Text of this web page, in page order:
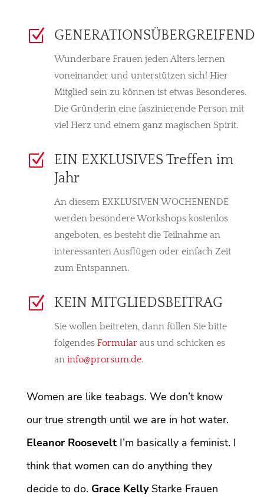
Z GENERATIONSÜBERGREIFEND
Wunderbare Frauen jeden Alters lernen
voneinander und unterstützen sich! Hier
Mitglied sein zu können ist etwas Besonderes.
Die Gründerin eine faszinierende Person mit
viel Herz und einem ganz magischen Spirit.
Z
EIN EXKLUSIVES Treffen im
Jahr
An diesem EXKLUSIVEN WOCHENENDE
werden besondere Workshops kostenlos
angeboten, es besteht die Teilnahme an
interessanten Ausflügen oder einfach Zeit
zum Entspannen.
Z KEIN MITGLIEDSBEITRAG
Sie wollen beitreten, dann füllen Sie bitte
folgendes Formularaus und schicken es
an info@prorsum.de.
Women are like teabags. We don’t know
our true strength until we are in hot water.
Eleanor RooseveltI’m basically a feminist. I
think that women can do anything they
decide to do. Grace KellyStarke Frauen